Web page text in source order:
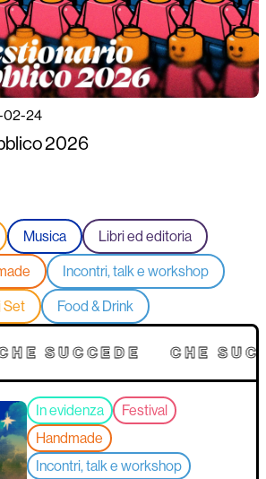
02-24
2026
Musica Libri ed editoria
Incontri, talk e workshop
Set Food & Drink
SUCCEDE CHE
In evidenza
Festival
Handmade
Incontri, talk e workshop